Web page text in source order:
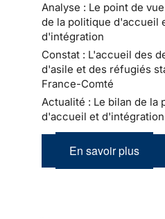
Analyse : Le point de
de la politique d'accueil
d'intégration
Constat : L'accueil des
d'asile et des réfugiés
France-Comté
Actualité : Le bilan de la
d'accueil et d'intégration
En savoir plus